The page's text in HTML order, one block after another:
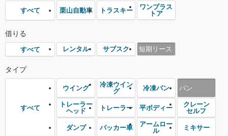
すべて 栗山自動車 トラスキー
ワンプラス
トア
借りる
すべて レンタル サブスク 短期リース
タイプ
すべて
ウイング
冷凍ウイン
グ
冷凍バン バン
トレーラー
ヘッド
トレーラー 平ボディー
クレーン
セルフ
ダンプ パッカー車
アームロー
ル
ミキサー